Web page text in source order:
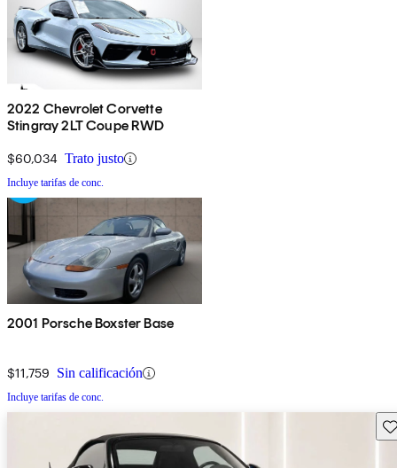
2022 Chevrolet Corvette
Stingray 2LT Coupe RWD
$60,034 Trato justo
Incluye tarifas de conc.
2001 Porsche Boxster Base
$11,759 Sin calificación
Incluye tarifas de conc.